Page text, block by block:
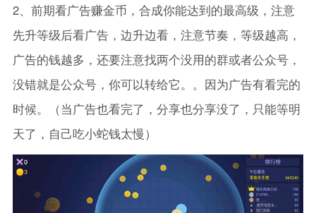
2、前期看广告赚金币，合成你能达到的最高级，注意
先升等级后看广告，边升边看，注意节奏，等级越高，
广告的钱越多，还要注意找两个没用的群或者公众号，
没错就是公众号，你可以转给它。。因为广告有看完的
时候。（当广告也看完了，分享也分享没了，只能等明
天了，自己吃小蛇钱太慢）